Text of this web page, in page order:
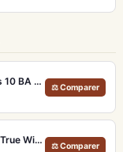
FiiO FA19 – Écouteurs intra-auriculaires 10 BA Knowles avec technologie S.Turbo
⚖ Comparer
Technics EAH-AZ100 Noir – Écouteurs True Wireless audiophiles avec drivers MFD et autonomie 29h
⚖ Comparer